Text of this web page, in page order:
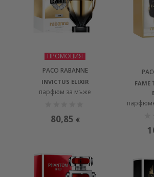
ПРОМОЦИЯ
PACO RABANNE
INVICTUS ELIXIR
парфюм за мъже
80,85 €
FAME